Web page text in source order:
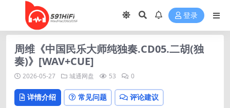
登录
周维《中国民乐大师纯独奏.CD05.二胡(独
奏)》[WAV+CUE]
2026-05-27 城通网盘 53 0
详情介绍 常见问题 评论建议